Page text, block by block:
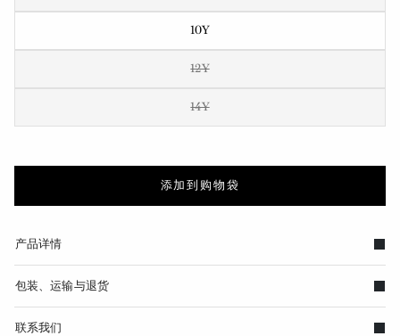
10Y
12Y
14Y
添加到购物袋
产品详情
包装、运输与退货
联系我们